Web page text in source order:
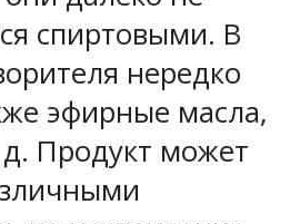
спиртовыми. В
нередко
эфирные масла,
Продукт может